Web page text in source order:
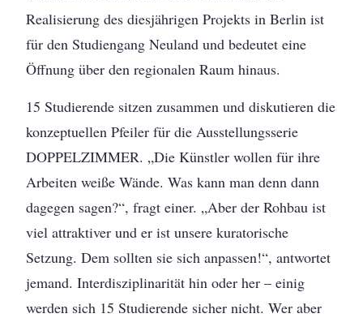
Realisierung des diesjährigen Projekts in Berlin ist
für den Studiengang Neuland und bedeutet eine
Öffnung über den regionalen Raum hinaus.
15 Studierende sitzen zusammen und diskutieren die
konzeptuellen Pfeiler für die Ausstellungsserie
DOPPELZIMMER. „Die Künstler wollen für ihre
Arbeiten weiße Wände. Was kann man denn dann
dagegen sagen?“, fragt einer. „Aber der Rohbau ist
viel attraktiver und er ist unsere kuratorische
Setzung. Dem sollten sie sich anpassen!“, antwortet
jemand. Interdisziplinarität hin oder her – einig
werden sich 15 Studierende sicher nicht. Wer aber